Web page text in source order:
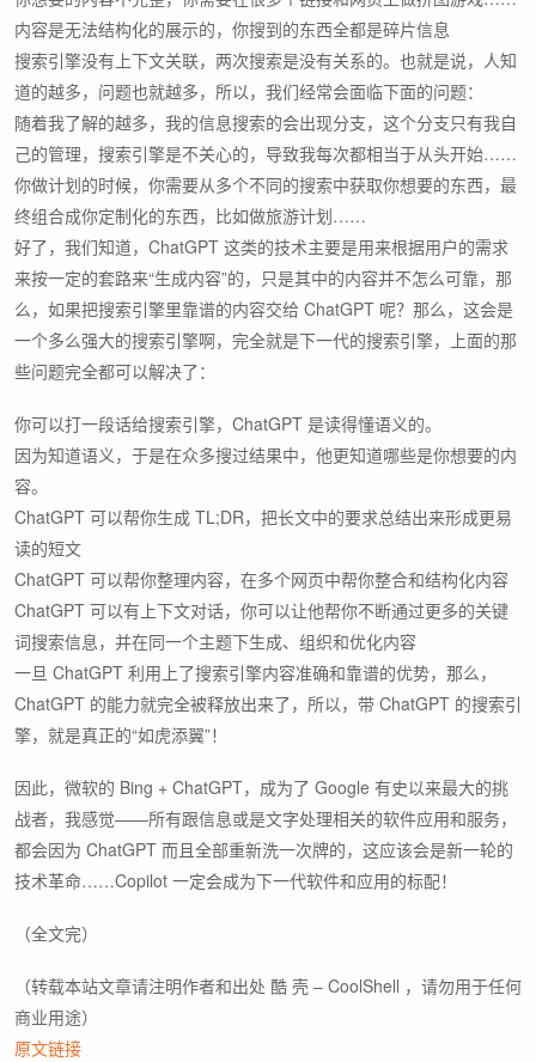
内容是无法结构化的展示的，你搜到的东西全都是碎片信息
搜索引擎没有上下文关联，两次搜索是没有关系的。也就是说，人知
道的越多，问题也就越多，所以，我们经常会面临下面的问题：
随着我了解的越多，我的信息搜索的会出现分支，这个分支只有我自
己的管理，搜索引擎是不关心的，导致我每次都相当于从头开始……
你做计划的时候，你需要从多个不同的搜索中获取你想要的东西，最
终组合成你定制化的东西，比如做旅游计划……
好了，我们知道，ChatGPT 这类的技术主要是用来根据用户的需求
来按一定的套路来“生成内容”的，只是其中的内容并不怎么可靠，那
么，如果把搜索引擎里靠谱的内容交给 ChatGPT 呢？那么，这会是
一个多么强大的搜索引擎啊，完全就是下一代的搜索引擎，上面的那
些问题完全都可以解决了：
你可以打一段话给搜索引擎，ChatGPT 是读得懂语义的。
因为知道语义，于是在众多搜过结果中，他更知道哪些是你想要的内
容。
ChatGPT 可以帮你生成 TL;DR，把长文中的要求总结出来形成更易
读的短文
ChatGPT 可以帮你整理内容，在多个网页中帮你整合和结构化内容
ChatGPT 可以有上下文对话，你可以让他帮你不断通过更多的关键
词搜索信息，并在同一个主题下生成、组织和优化内容
一旦 ChatGPT 利用上了搜索引擎内容准确和靠谱的优势，那么，
ChatGPT 的能力就完全被释放出来了，所以，带 ChatGPT 的搜索引
擎，就是真正的“如虎添翼”！
因此，微软的 Bing + ChatGPT，成为了 Google 有史以来最大的挑
战者，我感觉——所有跟信息或是文字处理相关的软件应用和服务，
都会因为 ChatGPT 而且全部重新洗一次牌的，这应该会是新一轮的
技术革命……Copilot 一定会成为下一代软件和应用的标配！
（全文完）
（转载本站文章请注明作者和出处 酷 壳 – CoolShell ，请勿用于任何
商业用途）
原文链接